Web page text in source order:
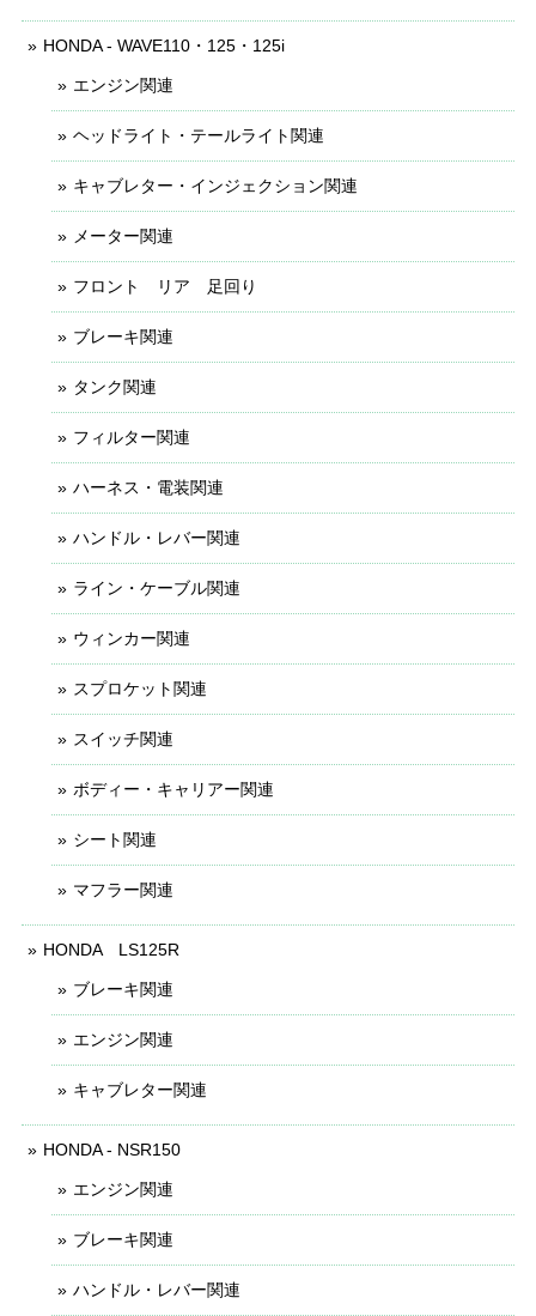
HONDA - WAVE110・125・125i
エンジン関連
ヘッドライト・テールライト関連
キャブレター・インジェクション関連
メーター関連
フロント リア 足回り
ブレーキ関連
タンク関連
フィルター関連
ハーネス・電装関連
ハンドル・レバー関連
ライン・ケーブル関連
ウィンカー関連
スプロケット関連
スイッチ関連
ボディー・キャリアー関連
シート関連
マフラー関連
HONDA LS125R
ブレーキ関連
エンジン関連
キャブレター関連
HONDA - NSR150
エンジン関連
ブレーキ関連
ハンドル・レバー関連